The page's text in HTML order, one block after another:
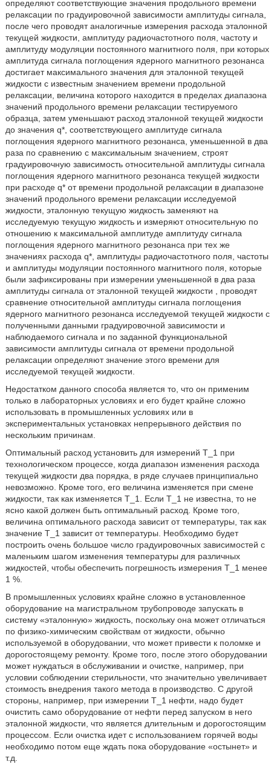
определяют соответствующие значения продольного времени
релаксации по градуировочной зависимости амплитуды сигнала,
после чего проводят аналогичные измерения расхода эталонной
текущей жидкости, амплитуду радиочастотного поля, частоту и
амплитуду модуляции постоянного магнитного поля, при которых
амплитуда сигнала поглощения ядерного магнитного резонанса
достигает максимального значения для эталонной текущей
жидкости с известным значением времени продольной
релаксации, величина которого находится в пределах диапазона
значений продольного времени релаксации тестируемого
образца, затем уменьшают расход эталонной текущей жидкости
до значения q*, соответствующего амплитуде сигнала
поглощения ядерного магнитного резонанса, уменьшенной в два
раза по сравнению с максимальным значением, строят
градуировочную зависимость относительной амплитуды сигнала
поглощения ядерного магнитного резонанса текущей жидкости
при расходе q* от времени продольной релаксации в диапазоне
значений продольного времени релаксации исследуемой
жидкости, эталонную текущую жидкость заменяют на
исследуемую текущую жидкость и измеряют относительную по
отношению к максимальной амплитуде амплитуду сигнала
поглощения ядерного магнитного резонанса при тех же
значениях расхода q*, амплитуды радиочастотного поля, частоты
и амплитуды модуляции постоянного магнитного поля, которые
были зафиксированы при измерении уменьшенной в два раза
амплитуды сигнала от эталонной текущей жидкости , проводят
сравнение относительной амплитуды сигнала поглощения
ядерного магнитного резонанса исследуемой текущей жидкости с
полученными данными градуировочной зависимости и
наблюдаемого сигнала и по заданной функциональной
зависимости амплитуды сигнала от времени продольной
релаксации определяют значение этого времени для
исследуемой текущей жидкости.
Недостатком данного способа является то, что он применим
только в лабораторных условиях и его будет крайне сложно
использовать в промышленных условиях или в
экспериментальных установках непрерывного действия по
нескольким причинам.
Оптимальный расход установить для измерений Т_1 при
технологическом процессе, когда диапазон изменения расхода
текущей жидкости два порядка, в ряде случаев принципиально
невозможно. Кроме того, его величина изменяется при смене
жидкости, так как изменяется Т_1. Если Т_1 не известна, то не
ясно какой должен быть оптимальный расход. Кроме того,
величина оптимального расхода зависит от температуры, так как
значение T_1 зависит от температуры. Необходимо будет
построить очень большое число градуировочных зависимостей с
маленьким шагом изменения температуры для различных
жидкостей, чтобы обеспечить погрешность измерения Т_1 менее
1 %.
В промышленных условиях крайне сложно в установленное
оборудование на магистральном трубопроводе запускать в
систему «эталонную» жидкость, поскольку она может отличаться
по физико-химическим свойствам от жидкости, обычно
используемой в оборудовании, что может привести к поломке и
дорогостоящему ремонту. Кроме того, после этого оборудовании
может нуждаться в обслуживании и очистке, например, при
условии соблюдении стерильности, что значительно увеличивает
стоимость внедрения такого метода в производство. С другой
стороны, например, при измерении Т_1 нефти, надо будет
очистить само оборудование от нефти перед запуском в него
эталонной жидкости, что является длительным и дорогостоящим
процессом. Если очистка идет с использованием горячей воды
необходимо потом еще ждать пока оборудование «остынет» и
т.д.